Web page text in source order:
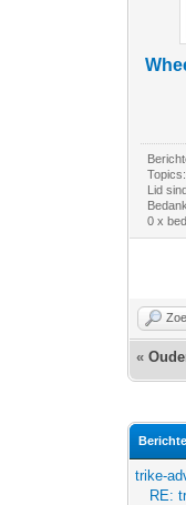
Lid
0 x
«
trike-
RE: